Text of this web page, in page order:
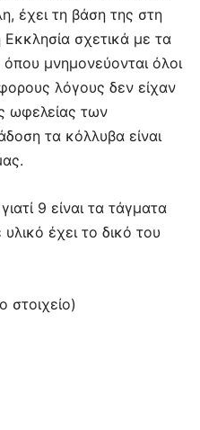
έχει τη βάση της στη
Εκκλησία σχετικά με τα
μνημονεύονται όλοι
λόγους δεν είχαν
ωφελείας των
τα κόλλυβα είναι
9 είναι τα τάγματα
έχει το δικό του
στοιχείο)